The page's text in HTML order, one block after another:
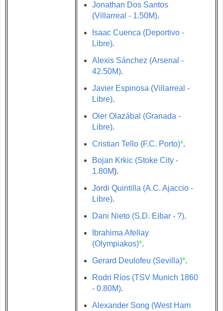
Jonathan Dos Santos
(Villarreal - 1.50M).
Isaac Cuenca (Deportivo -
Libre).
Alexis Sánchez (Arsenal -
42.50M).
Javier Espinosa (Villarreal -
Libre).
Oier Olazábal (Granada -
Libre).
Cristian Tello (F.C. Porto)*.
Bojan Krkic (Stoke City -
1.80M).
Jordi Quintilla (A.C. Ajaccio -
Libre).
Dani Nieto (S.D. Eibar - ?).
Ibrahima Afellay
(Olympiakos)*.
Gerard Deulofeu (Sevilla)*.
Rodri Ríos (TSV Munich 1860
- 0.80M).
Alexander Song (West Ham